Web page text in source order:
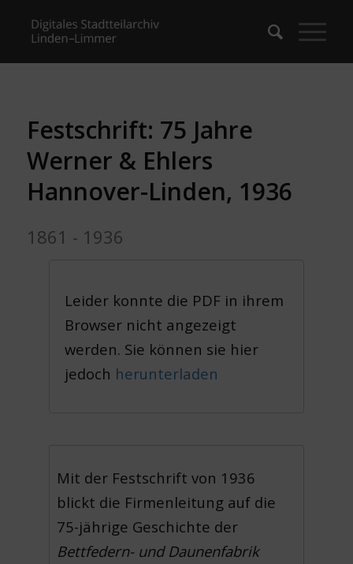
Festschrift: 75 Jahre
Werner & Ehlers
Hannover-Linden, 1936
1861 - 1936
Leider konnte die PDF in ihrem
Browser nicht angezeigt
werden. Sie können sie hier
jedoch herunterladen
Mit der Festschrift von 1936
blickt die Firmenleitung auf die
75-jährige Geschichte der
Bettfedern- und Daunenfabrik